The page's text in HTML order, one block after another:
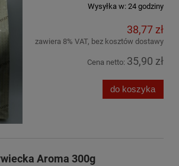
Wysyłka w: 24 godziny
38,77 zł
zawiera 8% VAT, bez kosztów dostawy
Cena netto: 35,90 zł
do koszyka
Aroma 300g